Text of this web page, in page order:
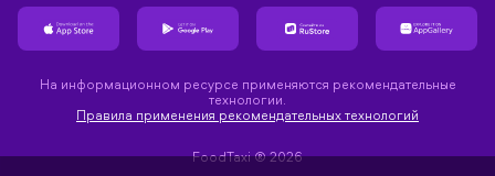
На информационном ресурсе применяются рекомендательные
технологии.
Правила применения рекомендательных технологий
FoodTaxi ® 2026